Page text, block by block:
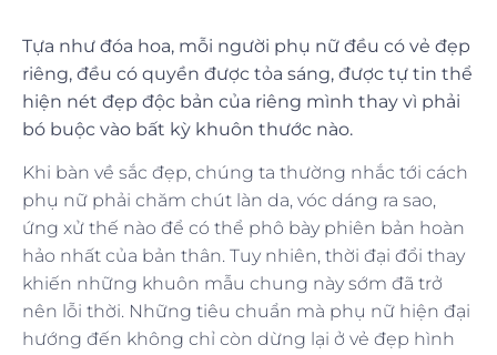
Tựa như đóa hoa, mỗi người phụ nữ đều có vẻ đẹp
riêng, đều có quyền được tỏa sáng, được tự tin thể
hiện nét đẹp độc bản của riêng mình thay vì phải
bó buộc vào bất kỳ khuôn thước nào.
Khi bàn về sắc đẹp, chúng ta thường nhắc tới cách
phụ nữ phải chăm chút làn da, vóc dáng ra sao,
ứng xử thế nào để có thể phô bày phiên bản hoàn
hảo nhất của bản thân. Tuy nhiên, thời đại đổi thay
khiến những khuôn mẫu chung này sớm đã trở
nên lỗi thời. Những tiêu chuẩn mà phụ nữ hiện đại
hướng đến không chỉ còn dừng lại ở vẻ đẹp hình